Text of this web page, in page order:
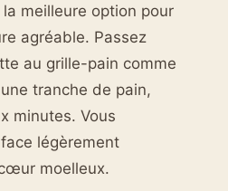
meilleure option pour
agréable. Passez
au grille-pain comme
tranche de pain,
minutes. Vous
légèrement
moelleux.